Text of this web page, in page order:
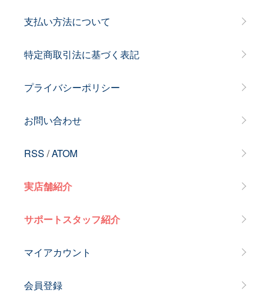
支払い方法について
特定商取引法に基づく表記
プライバシーポリシー
お問い合わせ
RSS /ATOM
実店舗紹介
サポートスタッフ紹介
マイアカウント
会員登録